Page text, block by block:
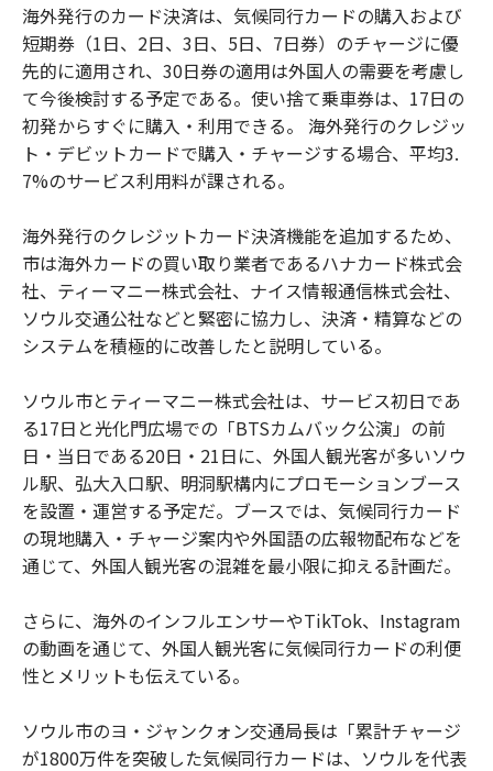
海外発行のカード決済は、気候同行カードの購入および
短期券（1日、2日、3日、5日、7日券）のチャージに優
先的に適用され、30日券の適用は外国人の需要を考慮し
て今後検討する予定である。使い捨て乗車券は、17日の
初発からすぐに購入・利用できる。 海外発行のクレジッ
ト・デビットカードで購入・チャージする場合、平均3.
7%のサービス利用料が課される。
海外発行のクレジットカード決済機能を追加するため、
市は海外カードの買い取り業者であるハナカード株式会
社、ティーマニー株式会社、ナイス情報通信株式会社、
ソウル交通公社などと緊密に協力し、決済・精算などの
システムを積極的に改善したと説明している。
ソウル市とティーマニー株式会社は、サービス初日であ
る17日と光化門広場での「BTSカムバック公演」の前
日・当日である20日・21日に、外国人観光客が多いソウ
ル駅、弘大入口駅、明洞駅構内にプロモーションブース
を設置・運営する予定だ。ブースでは、気候同行カード
の現地購入・チャージ案内や外国語の広報物配布などを
通じて、外国人観光客の混雑を最小限に抑える計画だ。
さらに、海外のインフルエンサーやTikTok、Instagram
の動画を通じて、外国人観光客に気候同行カードの利便
性とメリットも伝えている。
ソウル市のヨ・ジャンクォン交通局長は「累計チャージ
が1800万件を突破した気候同行カードは、ソウルを代表